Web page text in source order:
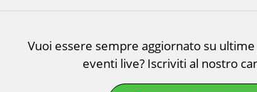
Vuoi essere sempre aggiornato su
eventi live? Iscriviti al nostro